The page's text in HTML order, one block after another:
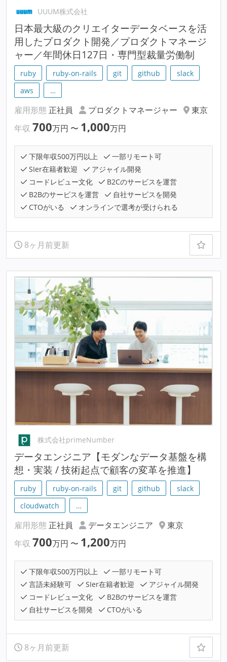
UUUM株式会社
日本最大級のクリエイターデータベースを活
用したプロダクト開発／プロダクトマネージ
ャー／年間休日127日・専門型裁量労働制
ruby ruby-on-rails git github
slack
aws
…
雇用形態 正社員 プロダクトマネージャー
東京
年収 700万円 〜 1,000万円
下限年収500万円以上
一部リモート可
SIer在籍者歓迎
アジャイル開発
コードレビュー文化
B2Cのサービスを運営
B2Bのサービスを運営
自社サービスを開発
CTOがいる
オンラインで選考が受けられる
8ヶ月前更新
株式会社primeNumber
データエンジニア【モダンなデータ基盤を構
想・実装 / 技術起点で顧客の変革を推進】
ruby ruby-on-rails git github
slack
cloudwatch
…
雇用形態 正社員 データエンジニア
東京
年収 700万円 〜 1,200万円
下限年収500万円以上
一部リモート可
言語未経験可
SIer在籍者歓迎
アジャイル開発
コードレビュー文化
B2Bのサービスを運営
自社サービスを開発
CTOがいる
8ヶ月前更新